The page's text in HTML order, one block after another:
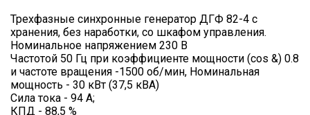
Трехфазные синхронные генератор ДГФ 82-4 с
хранения, без наработки, со шкафом управления.
Номинальное напряжением 230 В
Частотой 50 Гц при коэффициенте мощности (cos &) 0.8
и частоте вращения -1500 об/мин, Номинальная
мощность - 30 кВт (37,5 кВА)
Сила тока - 94 А;
КПД - 88,5 %